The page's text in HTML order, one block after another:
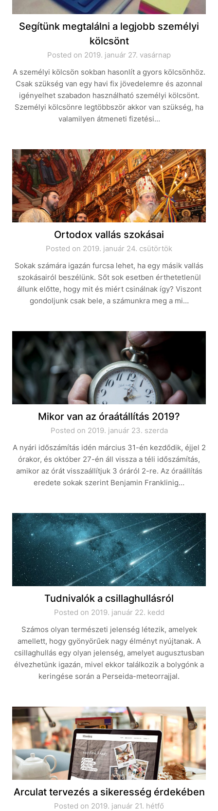
Segítünk megtalálni a legjobb személyi
kölcsönt
Posted on 2019. január 27. vasárnap
A személyi kölcsön sokban hasonlít a gyors kölcsönhöz.
Csak szükség van egy havi fix jövedelemre és azonnal
igényelhet szabadon használható személyi kölcsönt.
Személyi kölcsönre legtöbbször akkor van szükség, ha
valamilyen átmeneti fizetési…
Ortodox vallás szokásai
Posted on 2019. január 24. csütörtök
Sokak számára igazán furcsa lehet, ha egy másik vallás
szokásairól beszélünk. Sőt sok esetben érthetetlenül
állunk előtte, hogy mit és miért csinálnak így? Viszont
gondoljunk csak bele, a számunkra meg a mi…
Mikor van az óraátállítás 2019?
Posted on 2019. január 23. szerda
A nyári időszámítás idén március 31-én kezdődik, éjjel 2
órakor, és október 27-én áll vissza a téli időszámítás,
amikor az órát visszaállítjuk 3 óráról 2-re. Az óraállítás
eredete sokak szerint Benjamin Franklinig…
Tudnivalók a csillaghullásról
Posted on 2019. január 22. kedd
Számos olyan természeti jelenség létezik, amelyek
amellett, hogy gyönyörűek nagy élményt nyújtanak. A
csillaghullás egy olyan jelenség, amelyet augusztusban
élvezhetünk igazán, mivel ekkor találkozik a bolygónk a
keringése során a Perseida-meteorrajjal.
Arculat tervezés a sikeresség érdekében
Posted on 2019. január 21. hétfő